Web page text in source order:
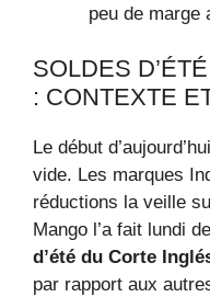
peu de marge
SOLDES
: CONTEXTE
Le début
vide. Les marques
réductions la veille
Mango l’a fait lundi
d’été du Corte
par rapport aux